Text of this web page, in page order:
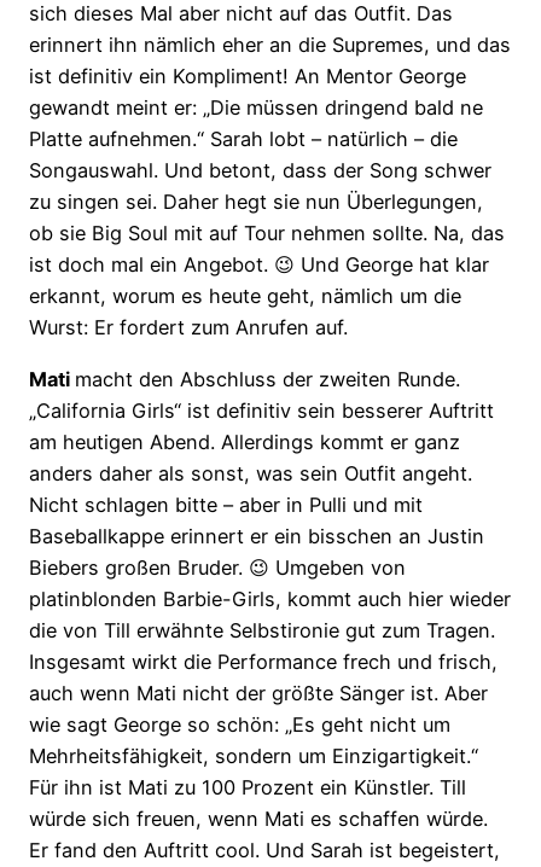
sich dieses Mal aber nicht auf das Outfit. Das
erinnert ihn nämlich eher an die Supremes, und das
ist definitiv ein Kompliment! An Mentor George
gewandt meint er: „Die müssen dringend bald ne
Platte aufnehmen.“ Sarah lobt – natürlich – die
Songauswahl. Und betont, dass der Song schwer
zu singen sei. Daher hegt sie nun Überlegungen,
ob sie Big Soul mit auf Tour nehmen sollte. Na, das
ist doch mal ein Angebot. 😉 Und George hat klar
erkannt, worum es heute geht, nämlich um die
Wurst: Er fordert zum Anrufen auf.
Mati macht den Abschluss der zweiten Runde.
„California Girls“ ist definitiv sein besserer Auftritt
am heutigen Abend. Allerdings kommt er ganz
anders daher als sonst, was sein Outfit angeht.
Nicht schlagen bitte – aber in Pulli und mit
Baseballkappe erinnert er ein bisschen an Justin
Biebers großen Bruder. 😉 Umgeben von
platinblonden Barbie-Girls, kommt auch hier wieder
die von Till erwähnte Selbstironie gut zum Tragen.
Insgesamt wirkt die Performance frech und frisch,
auch wenn Mati nicht der größte Sänger ist. Aber
wie sagt George so schön: „Es geht nicht um
Mehrheitsfähigkeit, sondern um Einzigartigkeit.“
Für ihn ist Mati zu 100 Prozent ein Künstler. Till
würde sich freuen, wenn Mati es schaffen würde.
Er fand den Auftritt cool. Und Sarah ist begeistert,